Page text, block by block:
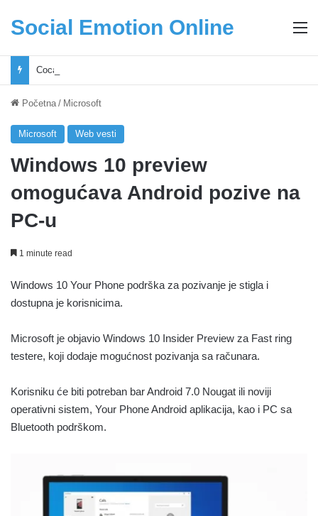
Social Emotion Online
Početna / Microsoft
Microsoft Web vesti
Windows 10 preview
omogućava Android pozive na
PC-u
1 minute read
Windows 10 Your Phone podrška za pozivanje je stigla i
dostupna je korisnicima.
Microsoft je objavio Windows 10 Insider Preview za Fast ring
testere, koji dodaje mogućnost pozivanja sa računara.
Korisniku će biti potreban bar Android 7.0 Nougat ili noviji
operativni sistem, Your Phone Android aplikacija, kao i PC sa
Bluetooth podrškom.